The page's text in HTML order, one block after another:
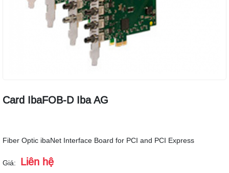
Card IbaFOB-D Iba AG
Fiber Optic ibaNet Interface Board for PCI and PCI Express
Giá: Liên hệ